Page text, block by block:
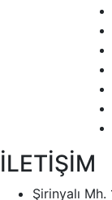
İLETİŞİM
Şirinyalı